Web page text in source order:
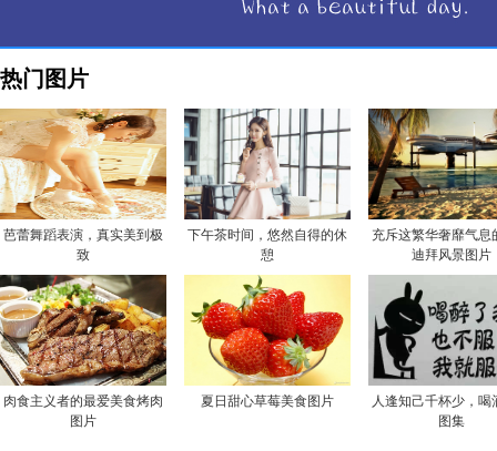
热门图片
芭蕾舞蹈表演，真实美到极
致
下午茶时间，悠然自得的休
憩
充斥这繁华奢靡气息
迪拜风景图片
肉食主义者的最爱美食烤肉
图片
夏日甜心草莓美食图片
人逢知己千杯少，喝
图集